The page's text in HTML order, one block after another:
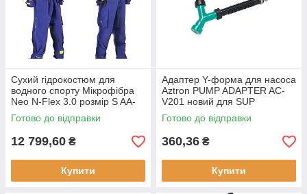
Сухий гідрокостюм для
водного спорту Мікрофібра
Neo N-Flex 3.0 розмір S AA-
DS300S новий чоловічий
Готово до відправки
12 799,60 ₴
Купити
Адаптер Y-форма для насоса
Aztron PUMP ADAPTER AC-
V201 новий для SUP
серфінгу легкий и
компактний дизайн
Готово до відправки
360,36 ₴
Купити